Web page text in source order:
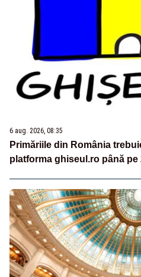
6 aug. 2026, 08:35
Primăriile din România
platforma ghiseul.ro până pe